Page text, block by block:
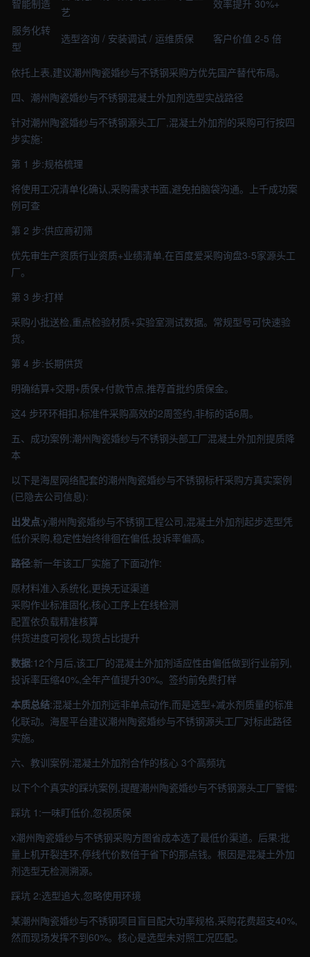
智能制造
艺
效率提升 30%+
服务化转
型
选型咨询 / 安装调试 / 运维质保 客户价值 2-5 倍
依托上表,建议潮州陶瓷婚纱与不锈钢采购方优先国产替代布局。
四、潮州陶瓷婚纱与不锈钢混凝土外加剂选型实战路径
针对潮州陶瓷婚纱与不锈钢源头工厂,混凝土外加剂的采购可行按四
步实施:
第 1 步:规格梳理
将使用工况清单化确认,采购需求书面,避免拍脑袋沟通。上千成功案
例可查
第 2 步:供应商初筛
优先审生产资质行业资质+业绩清单,在百度爱采购询盘3-5家源头工
厂。
第 3 步:打样
采购小批送检,重点检验材质+实验室测试数据。常规型号可快速验
货。
第 4 步:长期供货
明确结算+交期+质保+付款节点,推荐首批约质保金。
这4 步环环相扣,标准件采购高效的2周签约,非标的话6周。
五、成功案例:潮州陶瓷婚纱与不锈钢头部工厂混凝土外加剂提质降
本
以下是海屋网络配套的潮州陶瓷婚纱与不锈钢标杆采购方真实案例
(已隐去公司信息):
出发点:y潮州陶瓷婚纱与不锈钢工程公司,混凝土外加剂起步选型凭
低价采购,稳定性始终徘徊在偏低,投诉率偏高。
路径:新一年该工厂实施了下面动作:
原材料准入系统化,更换无证渠道
采购作业标准固化,核心工序上在线检测
配置依负载精准核算
供货进度可视化,现货占比提升
数据:12个月后,该工厂的混凝土外加剂适应性由偏低做到行业前列,
投诉率压缩40%,全年产值提升30%。签约前免费打样
本质总结:混凝土外加剂远非单点动作,而是选型+减水剂质量的标准
化联动。海屋平台建议潮州陶瓷婚纱与不锈钢源头工厂对标此路径
实施。
六、教训案例:混凝土外加剂合作的核心 3个高频坑
以下个个真实的踩坑案例,提醒潮州陶瓷婚纱与不锈钢源头工厂警惕:
踩坑 1:一味盯低价,忽视质保
x潮州陶瓷婚纱与不锈钢采购方图省成本选了最低价渠道。后果:批
量上机开裂连环,停线代价数倍于省下的那点钱。根因是混凝土外加
剂选型无检测溯源。
踩坑 2:选型追大,忽略使用环境
某潮州陶瓷婚纱与不锈钢项目盲目配大功率规格,采购花费超支40%,
然而现场发挥不到60%。核心是选型未对照工况匹配。